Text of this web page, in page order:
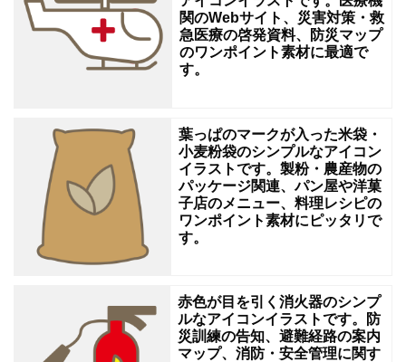
ま
な
い
関のWebサイト、災害対策・救
急医療の啓発資料、防災マップ
のワンポイント素材に最適で
す。
葉っぱのマークが入った米袋・
小麦粉袋のシンプルなアイコン
イラストです。製粉・農産物の
パッケージ関連、パン屋や洋菓
子店のメニュー、料理レシピの
ワンポイント素材にピッタリで
す。
赤色が目を引く消火器のシンプ
ルなアイコンイラストです。防
災訓練の告知、避難経路の案内
マップ、消防・安全管理に関す